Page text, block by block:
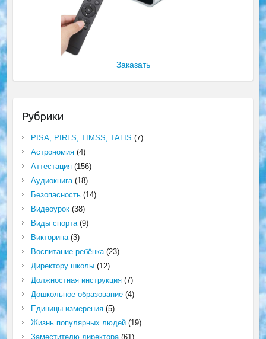
Заказать
Рубрики
PISA, PIRLS, TIMSS, TALIS (7)
Астрономия(4)
Аттестация(156)
Аудиокнига(18)
Безопасность(14)
Видеоурок(38)
Виды спорта(9)
Викторина(3)
Воспитание ребёнка(23)
Директору школы(12)
Должностная инструкция(7)
Дошкольное образование(4)
Единицы измерения(5)
Жизнь популярных людей(19)
Заместителю директора(61)